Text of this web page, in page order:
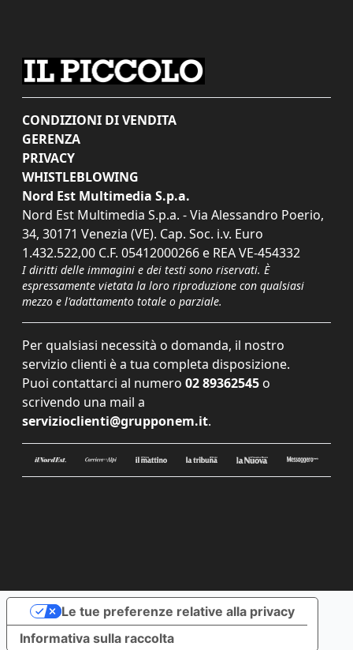
CONDIZIONI DI VENDITA
GERENZA
PRIVACY
WHISTLEBLOWING
Nord Est Multimedia S.p.a.
Nord Est Multimedia S.p.a. - Via Alessandro Poerio,
34, 30171 Venezia (VE). Cap. Soc. i.v. Euro
1.432.522,00 C.F. 05412000266 e REA VE-454332
I diritti delle immagini e dei testi sono riservati. È
espressamente vietata la loro riproduzione con qualsiasi
mezzo e l'adattamento totale o parziale.
Per qualsiasi necessità o domanda, il nostro
servizio clienti è a tua completa disposizione.
Puoi contattarci al numero 02 89362545 o
scrivendo una mail a
servizioclienti@grupponem.it.
Informativa sulla raccolta
Le tue preferenze relative alla privacy